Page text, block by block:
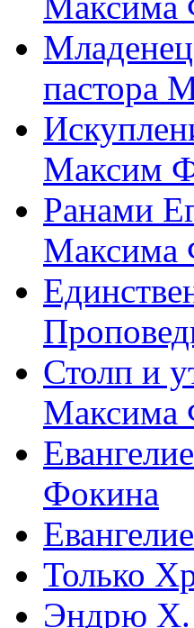
пастора
Максим
Ранами
Максима
Столп и
Максима
Фокина
Только
Эндрю Х.